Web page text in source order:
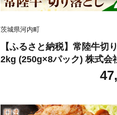
茨城県河内町
【ふるさと納税】常陸牛切
2kg (250g×8パック) 株式会
太郎 おにくブッチャーズ
内に出荷予定(土日祝除く)》
地域あり】